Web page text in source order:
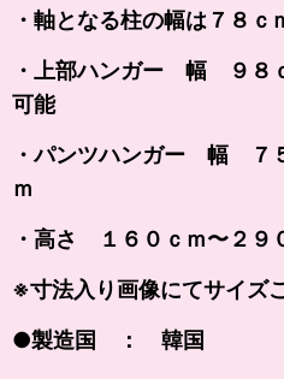
・軸となる柱の幅は７８ｃ
・上部ハンガー 幅 ９８
可能
・パンツハンガー 幅 ７
ｍ
・高さ １６０ｃｍ〜２９
※寸法入り画像にてサイズ
●製造国 ： 韓国